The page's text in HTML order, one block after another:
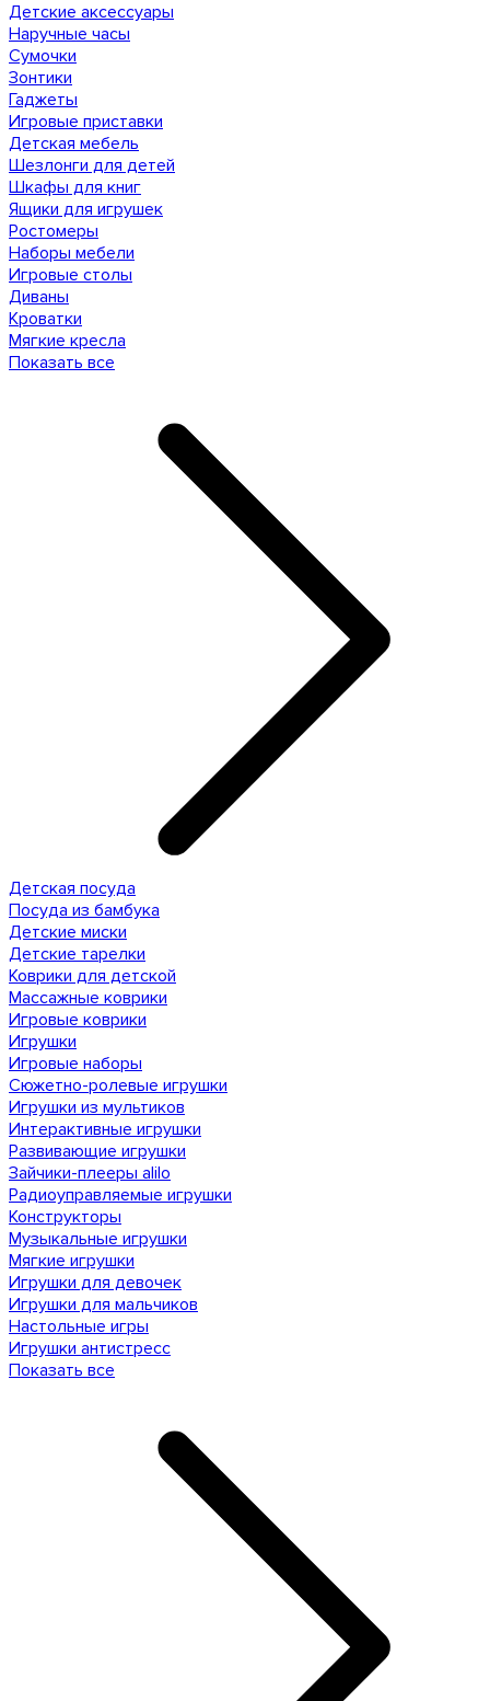
Детские аксессуары
Наручные часы
Сумочки
Зонтики
Гаджеты
Игровые приставки
Детская мебель
Шезлонги для детей
Шкафы для книг
Ящики для игрушек
Ростомеры
Наборы мебели
Игровые столы
Диваны
Кроватки
Мягкие кресла
Показать все
Детская посуда
Посуда из бамбука
Детские миски
Детские тарелки
Коврики для детской
Массажные коврики
Игровые коврики
Игрушки
Игровые наборы
Сюжетно-ролевые игрушки
Игрушки из мультиков
Интерактивные игрушки
Развивающие игрушки
Зайчики-плееры alilo
Радиоуправляемые игрушки
Конструкторы
Музыкальные игрушки
Мягкие игрушки
Игрушки для девочек
Игрушки для мальчиков
Настольные игры
Игрушки антистресс
Показать все